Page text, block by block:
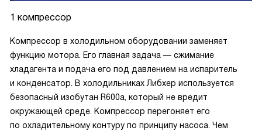
1 компрессор
Компрессор в холодильном оборудовании заменяет
функцию мотора. Его главная задача — сжимание
хладагента и подача его под давлением на испаритель
и конденсатор. В холодильниках Либхер используется
безопасный изобутан R600a, который не вредит
окружающей среде. Компрессор перегоняет его
по охладительному контуру по принципу насоса. Чем